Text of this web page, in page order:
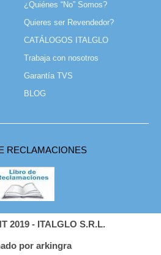
¿Quiénes “No” Somos?
Quieres ser Revendedor?
CATÁLOGOS ITALGLO
Trabaja con nosotros
Garantía TVS
BLOG
RECLAMACIONES
2019 - ITALGLO S.R.L.
por arkingra